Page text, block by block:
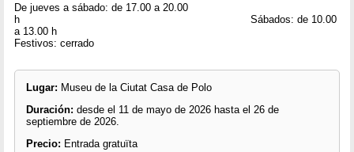
De jueves a sábado: de 17.00 a 20.00
h Sábados: de 10.00
a 13.00 h
Festivos: cerrado
Lugar: Museu de la Ciutat Casa de Polo
Duración: desde el 11 de mayo de 2026 hasta el 26 de
septiembre de 2026.
Precio: Entrada gratuïta